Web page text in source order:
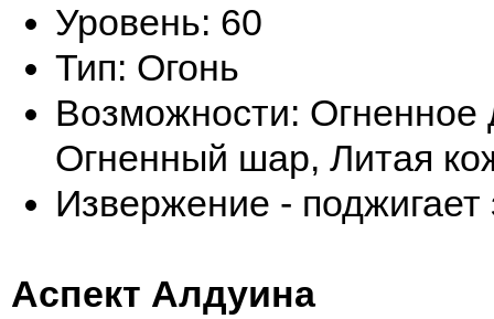
Уровень: 60
Тип: Огонь
Возможности: Огненное
Огненный шар, Литая
Извержение -
Аспект Алдуина